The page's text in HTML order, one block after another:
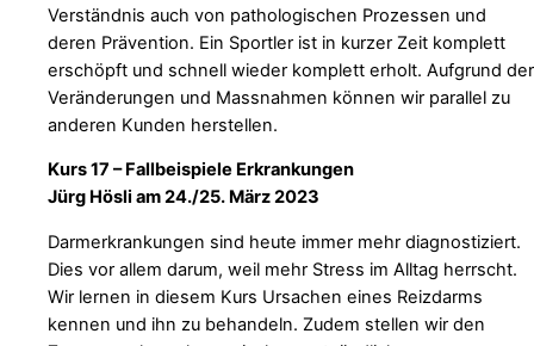
Verständnis auch von pathologischen Prozessen und
deren Prävention. Ein Sportler ist in kurzer Zeit komplett
erschöpft und schnell wieder komplett erholt. Aufgrund der
Veränderungen und Massnahmen können wir parallel zu
anderen Kunden herstellen.
Kurs 17 – Fallbeispiele Erkrankungen
Jürg Hösli am 24./25. März 2023
Darmerkrankungen sind heute immer mehr diagnostiziert.
Dies vor allem darum, weil mehr Stress im Alltag herrscht.
Wir lernen in diesem Kurs Ursachen eines Reizdarms
kennen und ihn zu behandeln. Zudem stellen wir den